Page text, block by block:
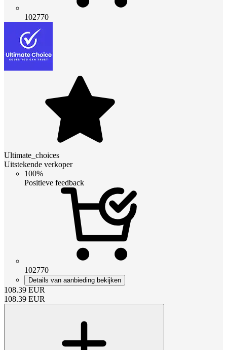
102770
Ultimate_choices
Uitstekende verkoper
100%
Positieve feedback
102770
Details van aanbieding bekijken
108.39 EUR
108.39 EUR